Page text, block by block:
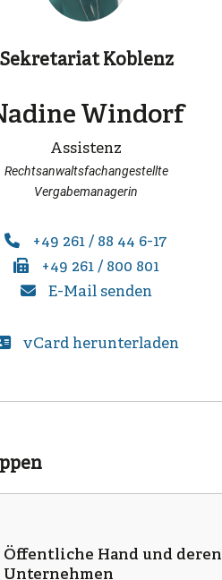
Sekretariat Koblenz
Windorf
Assistenz
Rechtsanwaltsfachangestellte
Vergabemanagerin
+49 261 / 88 44 6-17
+49 261 / 800 801
E-Mail senden
vCard herunterladen
Öffentliche Hand und deren
Unternehmen